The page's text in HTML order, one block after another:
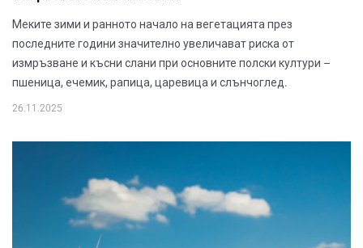
Меките зими и ранното начало на вегетацията през
последните години значително увеличават риска от
измръзване и късни слани при основните полски култури –
пшеница, ечемик, рапица, царевица и слънчоглед.
26.11.2025